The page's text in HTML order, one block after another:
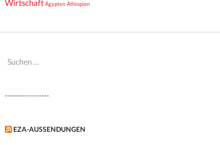
Wirtschaft Ägypten Äthiopien
Suchen
------------------
EZA-AUSSENDUNGEN